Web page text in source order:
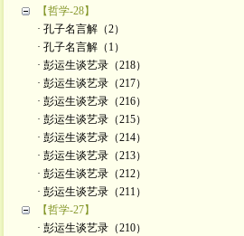
【哲学-28】
· 孔子名言解（2）
· 孔子名言解（1）
· 彭运生谈艺录（218）
· 彭运生谈艺录（217）
· 彭运生谈艺录（216）
· 彭运生谈艺录（215）
· 彭运生谈艺录（214）
· 彭运生谈艺录（213）
· 彭运生谈艺录（212）
· 彭运生谈艺录（211）
【哲学-27】
· 彭运生谈艺录（210）